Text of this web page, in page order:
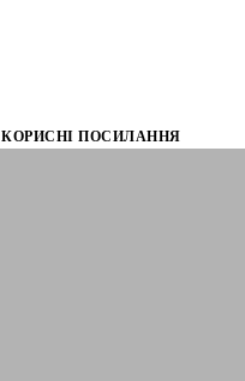
КОРИСНІ ПОСИЛАННЯ